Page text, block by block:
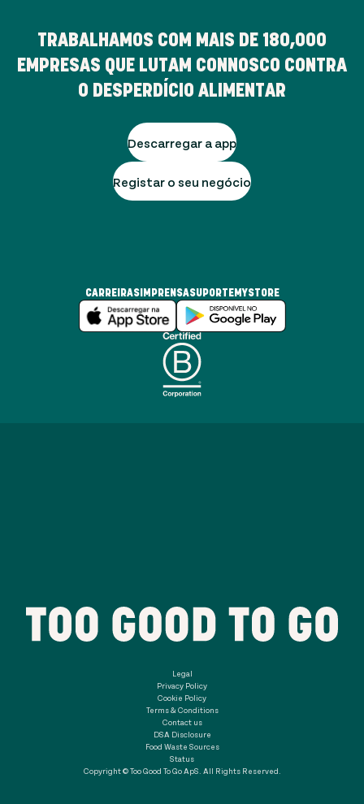
TRABALHAMOS COM MAIS DE 180,000
EMPRESAS QUE LUTAM CONNOSCO CONTRA
O DESPERDÍCIO ALIMENTAR
Descarregar a app
Registar o seu negócio
CARREIRASIMPRENSA SUPORTEMYSTORE
Legal
Privacy Policy
Cookie Policy
Terms & Conditions
Contact us
DSA Disclosure
Food Waste Sources
Status
Copyright © Too Good To Go ApS. All Rights Reserved.